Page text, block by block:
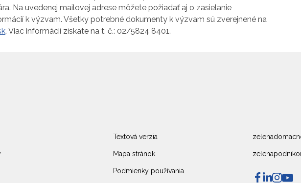
Na uvedenej mailovej adrese môžete požiadať aj o zasielanie
k výzvam. Všetky potrebné dokumenty k výzvam sú zverejnené na
. Viac informácií získate na t. č.: 02/5824 8401.
Textová verzia
Mapa stránok
Podmienky používania